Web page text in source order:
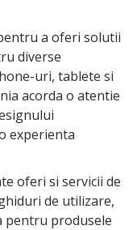
a oferi solutii
diverse
uri, tablete si
acorda o atentie
experienta
oferi si servicii de
de utilizare,
pentru produsele